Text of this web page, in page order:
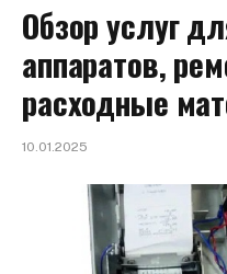
Обзор услуг
аппаратов,
расходные
10.01.2025